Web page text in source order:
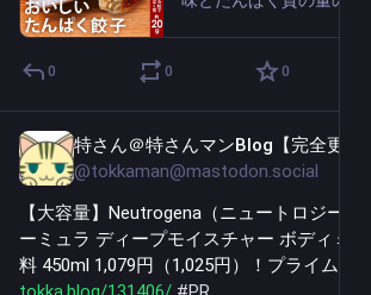
0 0 0
特さん＠特さんマンBlog【完全更新
@tokkaman@mastodon.social
【大容量】Neutrogena（ニュートロジーナ)
ーミュラ ディープモイスチャー ボディミル
料 450ml 1,079円（1,025円）！プライム会